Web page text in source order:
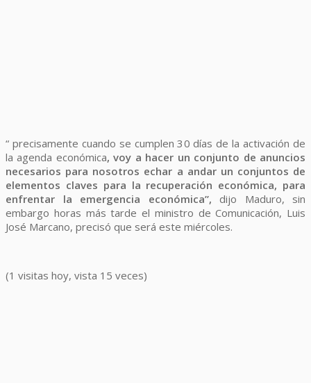
“ precisamente cuando se cumplen 30 días de la activación de
la agenda económica, voy a hacer un conjunto de anuncios
necesarios para nosotros echar a andar un conjuntos de
elementos claves para la recuperación económica, para
enfrentar la emergencia económica”, dijo Maduro, sin
embargo horas más tarde el ministro de Comunicación, Luis
José Marcano, precisó que será este miércoles.
(1 visitas hoy, vista 15 veces)